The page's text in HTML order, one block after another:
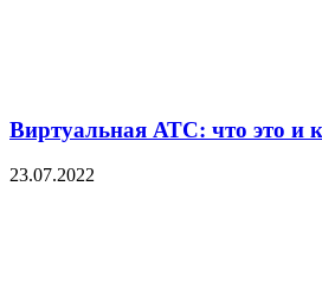
Виртуальная АТС: что это и
23.07.2022